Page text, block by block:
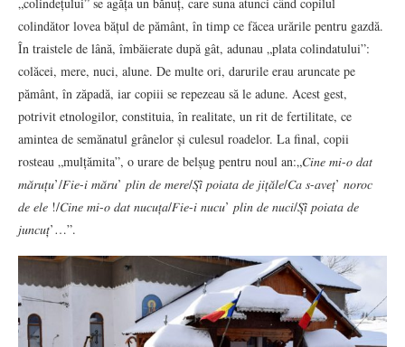
colindător lovea bățul de pământ, în timp ce făcea urările pentru gazdă.
În traistele de lână, îmbăierate după gât, adunau „plata colindatului”:
colăcei, mere, nuci, alune. De multe ori, darurile erau aruncate pe
pământ, în zăpadă, iar copiii se repezeau să le adune. Acest gest,
potrivit etnologilor, constituia, în realitate, un rit de fertilitate, ce
amintea de semănatul grânelor și culesul roadelor. La final, copii
rosteau „mulțămita”, o urare de belșug pentru noul an:„𝐶𝑖𝑛𝑒 𝑚𝑖-𝑜 𝑑𝑎𝑡
𝑚𝑎̆𝑟𝑢𝑡̦𝑢’/𝐹𝑖𝑒-𝑖 𝑚𝑎̆𝑟𝑢’ 𝑝𝑙𝑖𝑛 𝑑𝑒 𝑚𝑒𝑟𝑒/𝑆̦𝑖̂ 𝑝𝑜𝑖𝑎𝑡𝑎 𝑑𝑒 𝑗𝑖𝑡̦𝑎̆𝑙𝑒/𝐶𝑎 𝑠-𝑎𝑣𝑒𝑡̦’ 𝑛𝑜𝑟𝑜𝑐
𝑑𝑒 𝑒𝑙𝑒 !/𝐶𝑖𝑛𝑒 𝑚𝑖-𝑜 𝑑𝑎𝑡 𝑛𝑢𝑐𝑢𝑡̦𝑎/𝐹𝑖𝑒-𝑖 𝑛𝑢𝑐𝑢’ 𝑝𝑙𝑖𝑛 𝑑𝑒 𝑛𝑢𝑐𝑖/𝑆̦𝑖̂ 𝑝𝑜𝑖𝑎𝑡𝑎 𝑑𝑒
𝑗𝑢𝑛𝑐𝑢𝑡̦’…”.